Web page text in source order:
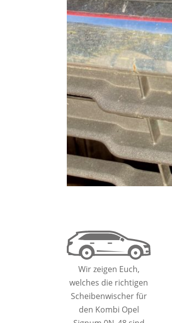
Wir zeigen Euch,
welches die richtigen
Scheibenwischer für
den Kombi Opel